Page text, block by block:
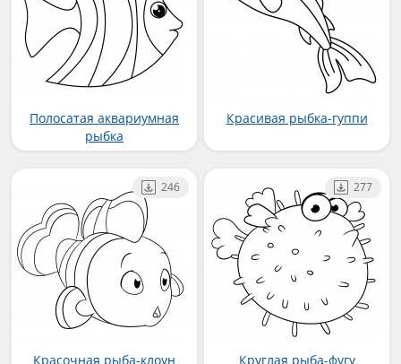
Полосатая аквариумная
рыбка
Красивая рыбка-гуппи
Красочная рыба-клоун
246
Круглая рыба-фугу
277